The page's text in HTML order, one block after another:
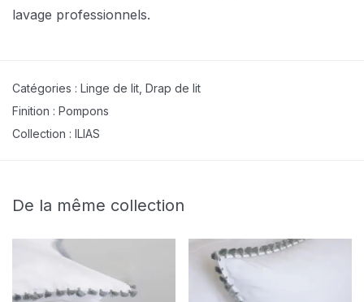
lavage professionnels.
Catégories : Linge de lit Drap de lit
Finition : Pompons
Collection : ILIAS
De la même collection